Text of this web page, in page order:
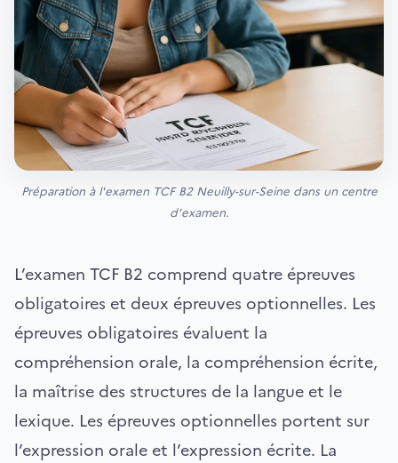
Préparation à l'examen TCF B2 Neuilly-sur-Seine dans un centre
d'examen.
L’examen TCF B2 comprend quatre épreuves
obligatoires et deux épreuves optionnelles. Les
épreuves obligatoires évaluent la
compréhension orale, la compréhension écrite,
la maîtrise des structures de la langue et le
lexique. Les épreuves optionnelles portent sur
l’expression orale et l’expression écrite. La